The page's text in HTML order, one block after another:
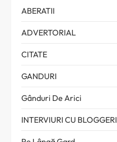
ABERATII
ADVERTORIAL
CITATE
GANDURI
Gânduri De Arici
INTERVIURI CU BLOGGERI